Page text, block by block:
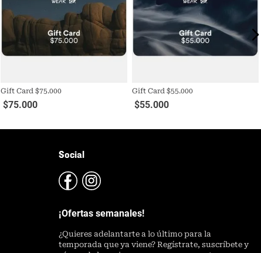
Gift Card $75.000
$75.000
Gift Card $55.000
$55.000
Social
¡Ofertas semanales!
¿Quieres adelantarte a lo último para la
temporada que ya viene? Regístrate, suscríbete y